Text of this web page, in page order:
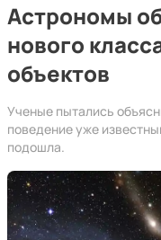
Астрономы
нового
объектов
Ученые пытались
поведение уже
подошла.